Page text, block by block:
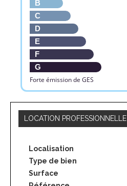
B
C
D
E
F
G
Forte émission de GES
LOCATION PROFESSIONNELLE
Localisation
Type de bien
Surface